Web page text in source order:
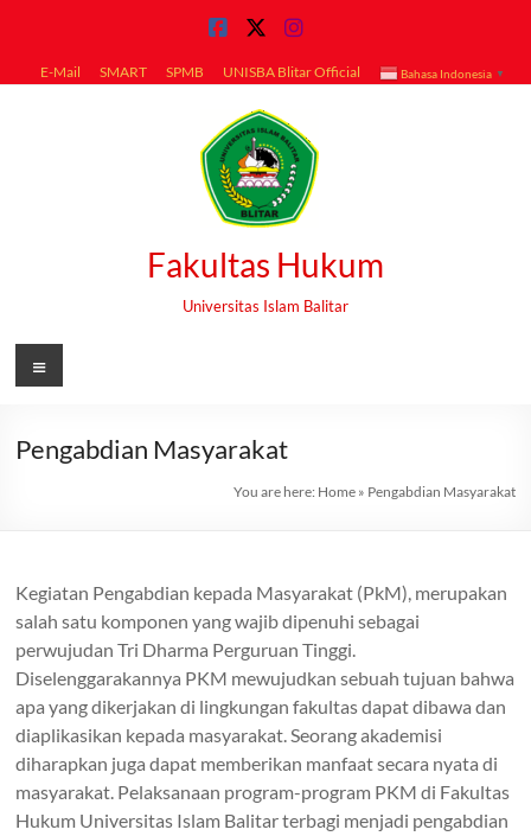
E-Mail SMART SPMB UNISBA Blitar Official Bahasa Indonesia ▼
Fakultas Hukum
Universitas Islam Balitar
Menu
Pengabdian Masyarakat
You are here: Home» Pengabdian Masyarakat
Kegiatan Pengabdian kepada Masyarakat (PkM), merupakan
salah satu komponen yang wajib dipenuhi sebagai
perwujudan Tri Dharma Perguruan Tinggi.
Diselenggarakannya PKM mewujudkan sebuah tujuan bahwa
apa yang dikerjakan di lingkungan fakultas dapat dibawa dan
diaplikasikan kepada masyarakat. Seorang akademisi
diharapkan juga dapat memberikan manfaat secara nyata di
masyarakat. Pelaksanaan program-program PKM di Fakultas
Hukum Universitas Islam Balitar terbagi menjadi pengabdian